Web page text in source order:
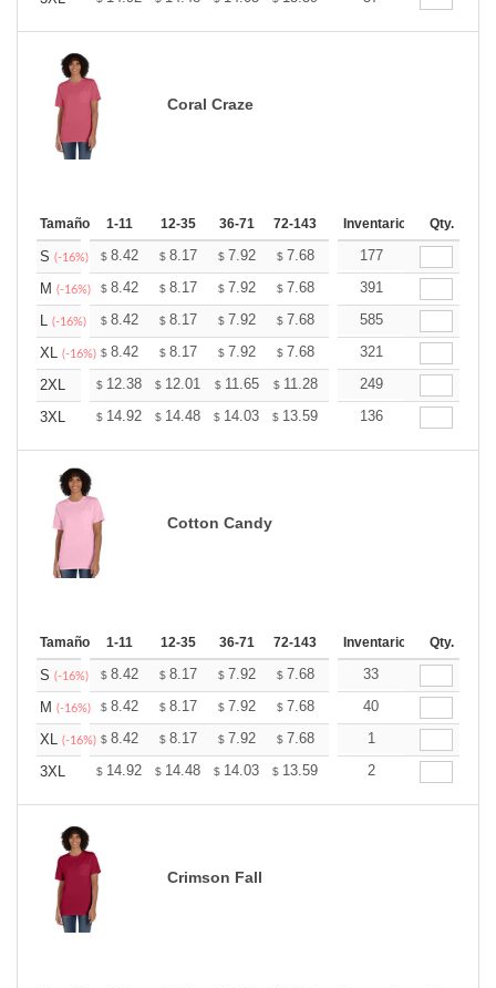
Coral Craze
Tamaño 1-11 12-35 36-71 72-143 144-287 288 +
Inventario Qty.
S (-16%) $ 8.42 $ 8.17 $ 7.92 $ 7.68 7.43
177
M (-16%) $ 8.42 $ 8.17 $ 7.92 $ 7.68 7.43
391
L (-16%) $ 8.42 $ 8.17 $ 7.92 $ 7.68 7.43
585
XL (-16%) $ 8.42 $ 8.17 $ 7.92 $ 7.68 7.43
321
2XL
$ 12.38 $ 12.01 $ 11.65 $ 11.28 10.91
249
3XL
$ 14.92 $ 14.48 $ 14.03 $ 13.59 13.15
136
Cotton Candy
Tamaño 1-11 12-35 36-71 72-143 144-287 288 +
Inventario Qty.
S (-16%) $ 8.42 $ 8.17 $ 7.92 $ 7.68 7.43
33
M (-16%) $ 8.42 $ 8.17 $ 7.92 $ 7.68 7.43
40
XL (-16%) $ 8.42 $ 8.17 $ 7.92 $ 7.68 7.43
1
3XL
$ 14.92 $ 14.48 $ 14.03 $ 13.59 13.15
2
Crimson Fall